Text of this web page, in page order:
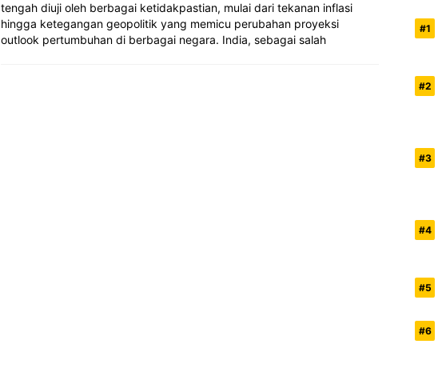
tengah diuji oleh berbagai ketidakpastian, mulai dari tekanan inflasi
hingga ketegangan geopolitik yang memicu perubahan proyeksi
outlook pertumbuhan di berbagai negara. India, sebagai salah